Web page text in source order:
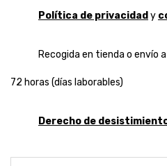
Política de privacidad y
Recogida en tienda o envío
72 horas (días laborables)
Derecho de